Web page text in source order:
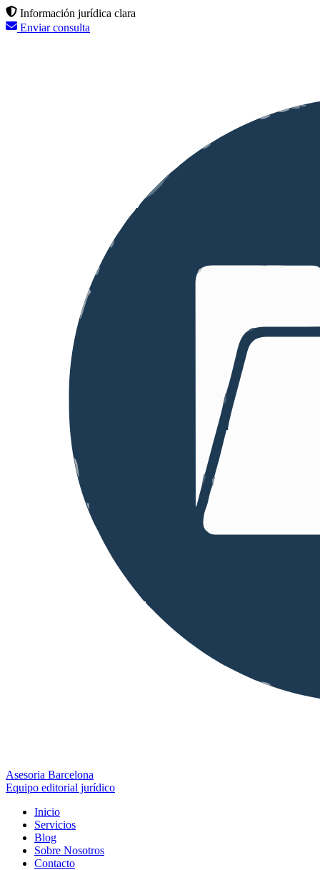
Información jurídica clara
Enviar consulta
Asesoria Barcelona
Equipo editorial jurídico
Inicio
Servicios
Blog
Sobre Nosotros
Contacto